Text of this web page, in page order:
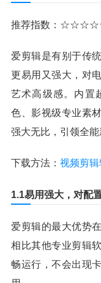
推荐指数：
爱剪辑是有别于传
更易用又强大，对
艺术高级感。内置
色、影视级专业素
强大无比，引领全能
下载方法： 视频剪
1.1易用强大，对配
爱剪辑的最大优势
相比其他专业剪辑
畅运行，不会出现